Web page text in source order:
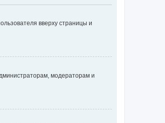
вверху страницы и
модераторам и